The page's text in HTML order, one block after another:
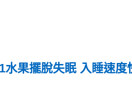
水果擺脫失眠 入睡速度